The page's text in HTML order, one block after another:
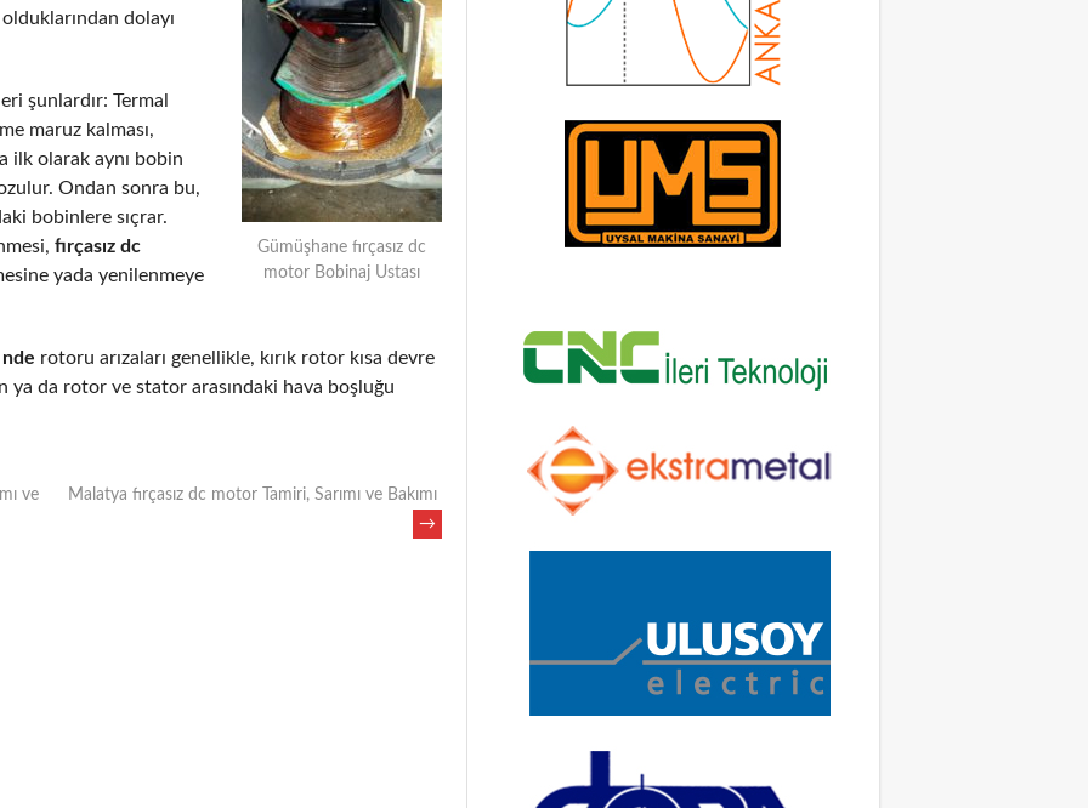
Gümüşhane fırçasız dc
motor Bobinaj Ustası
dolayı
şunlardır: Termal
maruz kalması,
ilk olarak aynı bobin
Ondan sonra bu,
bobinlere sıçrar.
fırçasız dc
yada yenilenmeye
rotoru arızaları genellikle, kırık rotor kısa devre
ya da rotor ve stator arasındaki hava boşluğu
ve
Malatya fırçasız dc motor Tamiri, Sarımı ve Bakımı
→